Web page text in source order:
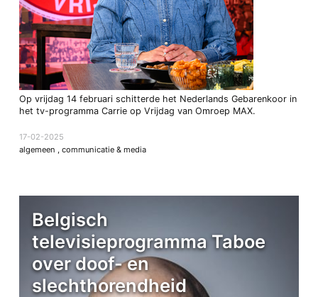
Op vrijdag 14 februari schitterde het Nederlands Gebarenkoor in
het tv-programma Carrie op Vrijdag van Omroep MAX.
17-02-2025
algemeen , communicatie & media
Belgisch
televisieprogramma Taboe
over doof- en
slechthorendheid